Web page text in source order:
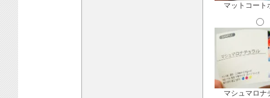
マットコート
マシュマロナ